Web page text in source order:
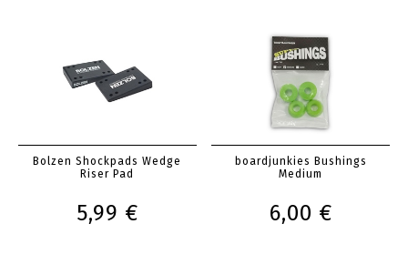
Bolzen Shockpads Wedge
Riser Pad
5,99 €
boardjunkies Bushings
Medium
6,00 €